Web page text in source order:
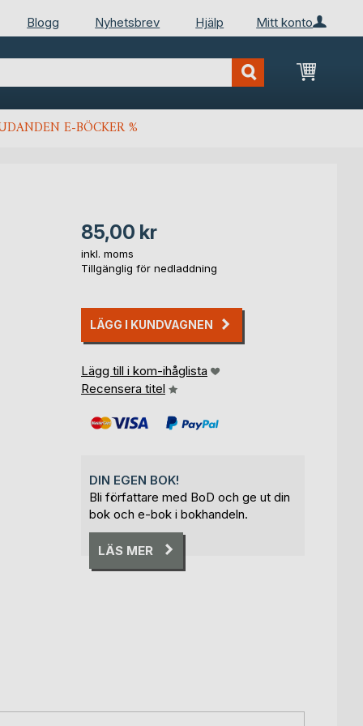
Mitt konto
Blogg Nyhetsbrev Hjälp
Min
E-BÖCKER %
85,00 kr
inkl. moms
Tillgänglig för nedladdning
LÄGG I KUNDVAGNEN
Lägg till i kom-ihåglista
Recensera titel
DIN EGEN BOK!
Bli författare med BoD och ge ut din
bok och e-bok i bokhandeln.
LÄS MER